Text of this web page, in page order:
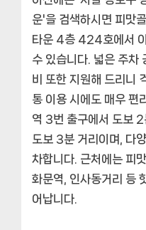
운'을 검색하시면 피맛
타운 4층 424호에서
수 있습니다. 넓은 주차
비 또한 지원해 드리니
통 이용 시에도 매우 편
역 3번 출구에서 도보 2
도보 3분 거리이며, 다
차합니다. 근처에는 피
화문역, 인사동거리 등
어납니다.